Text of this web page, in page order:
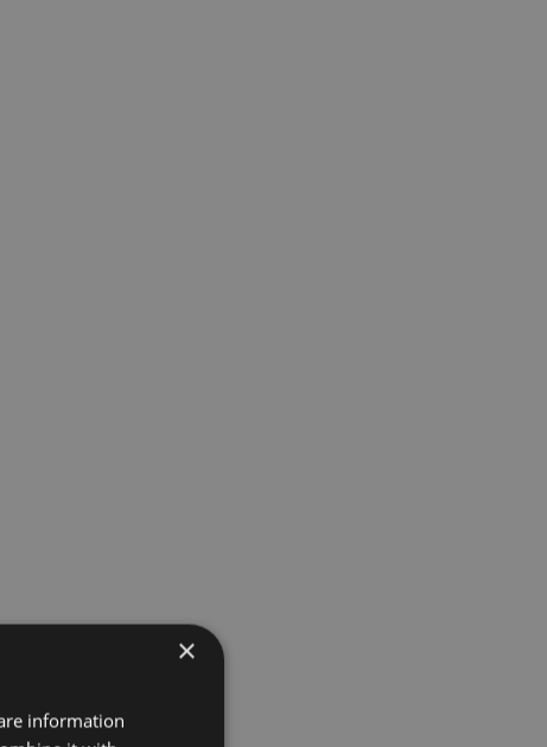
×
information